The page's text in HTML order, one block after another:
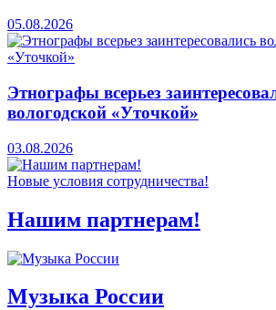
05.08.2026
Этнографы всерьез
вологодской «Уточкой»
03.08.2026
Новые условия сотрудничества!
Нашим партнерам!
Музыка России